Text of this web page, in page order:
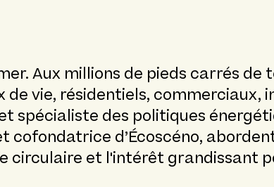
Aux millions de pieds carrés
de vie, résidentiels,
spécialiste des politiques
cofondatrice d’Écoscéno,
circulaire et l'intérêt grandissant